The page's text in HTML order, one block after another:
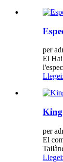
per
El
per
El